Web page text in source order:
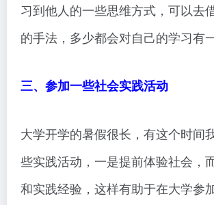
习到他人的一些思维方式，可以去
的手法，多少都会对自己的学习有
三、参加一些社会实践活动
大学开学的暑假很长，有这个时间
些实践活动，一是提前体验社会，
和实践经验，这样有助于在大学参